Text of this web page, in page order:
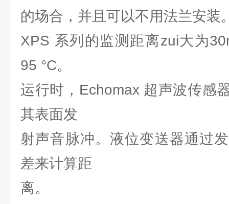
的场合，并且可以不用法兰安装
XPS 系列的监测距离zui大为
95 °C。
运行时，Echomax 超声波传感
其表面发
射声音脉冲。液位变送器通过
差来计算距
离。